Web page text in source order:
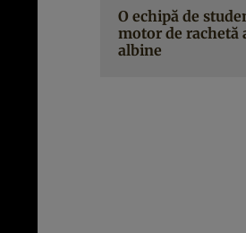
O echipă de
motor de rachetă
albine